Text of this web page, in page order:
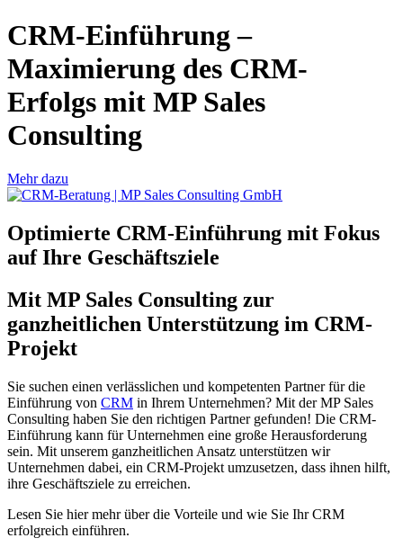
CRM-Einführung –
Maximierung des CRM-
Erfolgs mit MP Sales
Consulting
Mehr dazu
Optimierte CRM-Einführung mit Fokus
auf Ihre Geschäftsziele
Mit MP Sales Consulting zur
ganzheitlichen Unterstützung im CRM-
Projekt
Sie suchen einen verlässlichen und kompetenten Partner für die
Einführung von CRM in Ihrem Unternehmen? Mit der MP Sales
Consulting haben Sie den richtigen Partner gefunden! Die CRM-
Einführung kann für Unternehmen eine große Herausforderung
sein. Mit unserem ganzheitlichen Ansatz unterstützen wir
Unternehmen dabei, ein CRM-Projekt umzusetzen, dass ihnen hilft,
ihre Geschäftsziele zu erreichen.
Lesen Sie hier mehr über die Vorteile und wie Sie Ihr CRM
erfolgreich einführen.